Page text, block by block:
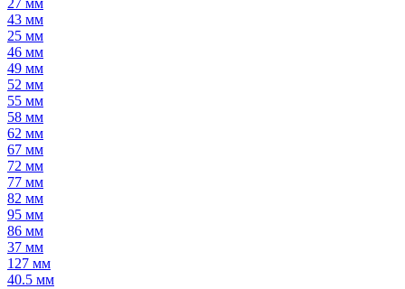
27 мм
43 мм
25 мм
46 мм
49 мм
52 мм
55 мм
58 мм
62 мм
67 мм
72 мм
77 мм
82 мм
95 мм
86 мм
37 мм
127 мм
40.5 мм